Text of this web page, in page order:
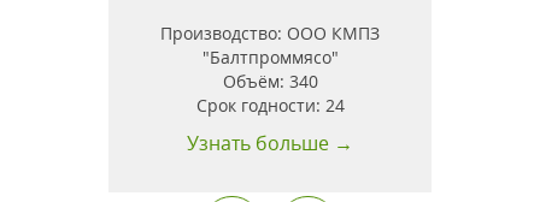
Производство: ООО КМПЗ
"Балтпроммясо"
Объём: 340
Срок годности: 24
Узнать больше →